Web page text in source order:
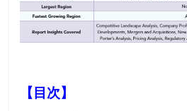
【目次】